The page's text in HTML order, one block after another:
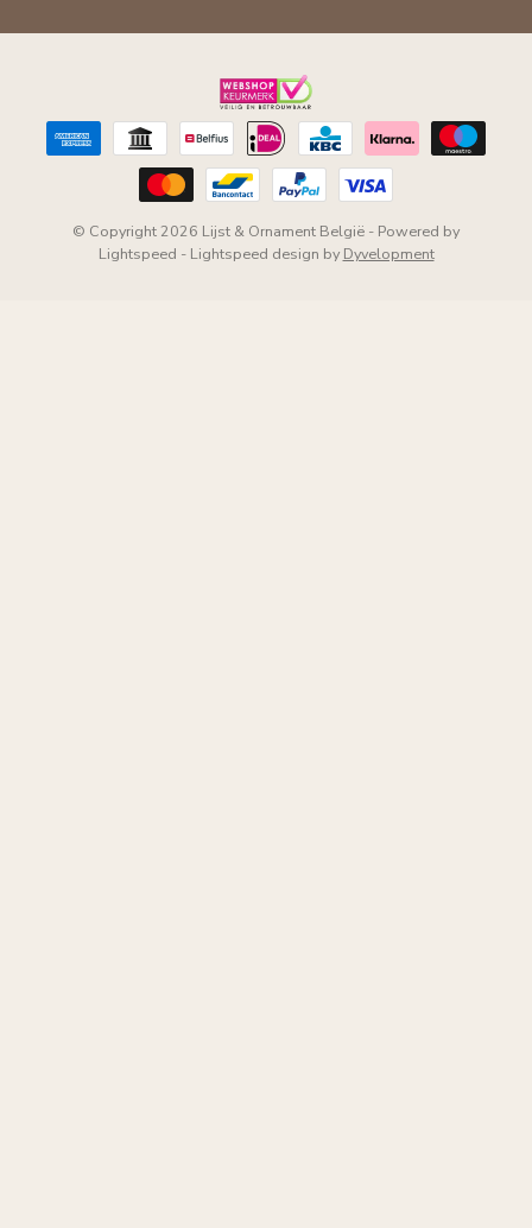
© Copyright 2026 Lijst & Ornament België - Powered by
Lightspeed - Lightspeed design by Dyvelopment